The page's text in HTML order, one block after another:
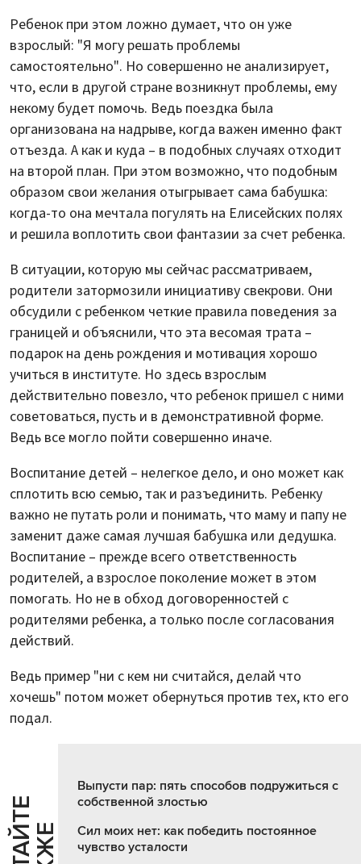
Ребенок при этом ложно думает, что он уже
взрослый: "Я могу решать проблемы
самостоятельно". Но совершенно не анализирует,
что, если в другой стране возникнут проблемы, ему
некому будет помочь. Ведь поездка была
организована на надрыве, когда важен именно факт
отъезда. А как и куда – в подобных случаях отходит
на второй план. При этом возможно, что подобным
образом свои желания отыгрывает сама бабушка:
когда-то она мечтала погулять на Елисейских полях
и решила воплотить свои фантазии за счет ребенка.
В ситуации, которую мы сейчас рассматриваем,
родители затормозили инициативу свекрови. Они
обсудили с ребенком четкие правила поведения за
границей и объяснили, что эта весомая трата –
подарок на день рождения и мотивация хорошо
учиться в институте. Но здесь взрослым
действительно повезло, что ребенок пришел с ними
советоваться, пусть и в демонстративной форме.
Ведь все могло пойти совершенно иначе.
Воспитание детей – нелегкое дело, и оно может как
сплотить всю семью, так и разъединить. Ребенку
важно не путать роли и понимать, что маму и папу не
заменит даже самая лучшая бабушка или дедушка.
Воспитание – прежде всего ответственность
родителей, а взрослое поколение может в этом
помогать. Но не в обход договоренностей с
родителями ребенка, а только после согласования
действий.
Ведь пример "ни с кем ни считайся, делай что
хочешь" потом может обернуться против тех, кто его
подал.
Выпусти пар: пять способов подружиться с
собственной злостью
Сил моих нет: как победить постоянное
чувство усталости